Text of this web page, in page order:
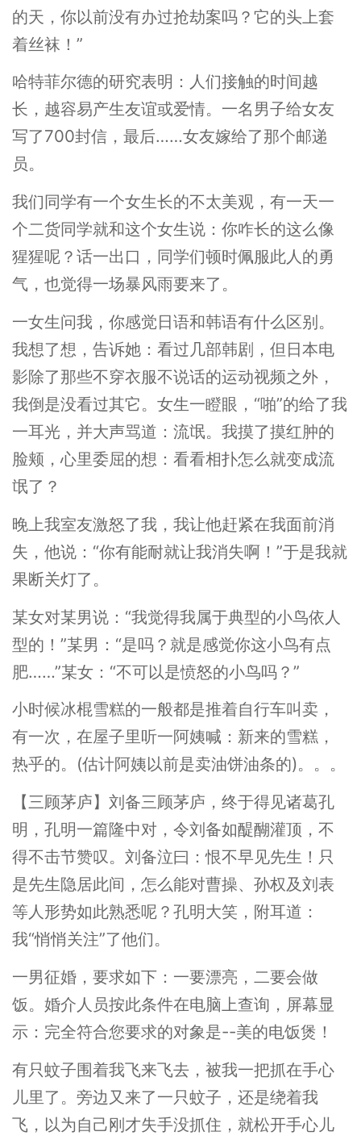
的天，你以前没有办过抢劫案吗？它的头上套
着丝袜！”
哈特菲尔德的研究表明：人们接触的时间越
长，越容易产生友谊或爱情。一名男子给女友
写了700封信，最后……女友嫁给了那个邮递
员。
我们同学有一个女生长的不太美观，有一天一
个二货同学就和这个女生说：你咋长的这么像
猩猩呢？话一出口，同学们顿时佩服此人的勇
气，也觉得一场暴风雨要来了。
一女生问我，你感觉日语和韩语有什么区别。
我想了想，告诉她：看过几部韩剧，但日本电
影除了那些不穿衣服不说话的运动视频之外，
我倒是没看过其它。女生一瞪眼，“啪”的给了我
一耳光，并大声骂道：流氓。我摸了摸红肿的
脸颊，心里委屈的想：看看相扑怎么就变成流
氓了？
晚上我室友激怒了我，我让他赶紧在我面前消
失，他说：“你有能耐就让我消失啊！”于是我就
果断关灯了。
某女对某男说：“我觉得我属于典型的小鸟依人
型的！”某男：“是吗？就是感觉你这小鸟有点
肥……”某女：“不可以是愤怒的小鸟吗？”
小时候冰棍雪糕的一般都是推着自行车叫卖，
有一次，在屋子里听一阿姨喊：新来的雪糕，
热乎的。(估计阿姨以前是卖油饼油条的)。。。
【三顾茅庐】刘备三顾茅庐，终于得见诸葛孔
明，孔明一篇隆中对，令刘备如醍醐灌顶，不
得不击节赞叹。刘备泣曰：恨不早见先生！只
是先生隐居此间，怎么能对曹操、孙权及刘表
等人形势如此熟悉呢？孔明大笑，附耳道：
我“悄悄关注”了他们。
一男征婚，要求如下：一要漂亮，二要会做
饭。婚介人员按此条件在电脑上查询，屏幕显
示：完全符合您要求的对象是--美的电饭煲！
有只蚊子围着我飞来飞去，被我一把抓在手心
儿里了。旁边又来了一只蚊子，还是绕着我
飞，以为自己刚才失手没抓住，就松开手心儿